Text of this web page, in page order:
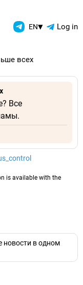
EN▾ Log in
всех
Все
is available with the
новости в одном